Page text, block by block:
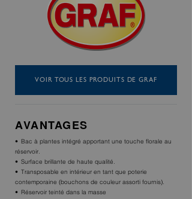
VOIR TOUS LES PRODUITS DE GRAF
AVANTAGES
Bac à plantes intégré apportant une touche florale au
réservoir.
Surface brillante de haute qualité.
Transposable en intérieur en tant que poterie
contemporaine (bouchons de couleur assorti fournis).
Réservoir teinté dans la masse